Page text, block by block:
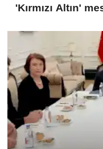
'Kırmızı Altın'